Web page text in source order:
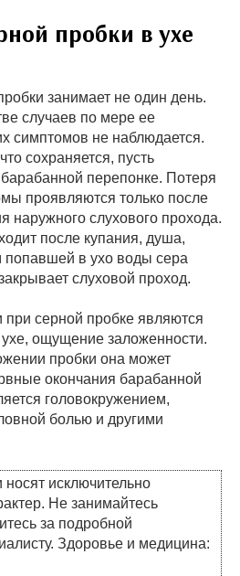
пробки в ухе
занимает не один день.
случаев по мере ее
симптомов не наблюдается.
сохраняется, пусть
перепонке. Потеря
проявляются только после
наружного слухового прохода.
после купания, душа,
попавшей в ухо воды сера
слуховой проход.
серной пробке являются
ощущение заложенности.
пробки она может
окончания барабанной
головокружением,
болью и другими
исключительно
Не занимайтесь
за подробной
Здоровье и медицина: